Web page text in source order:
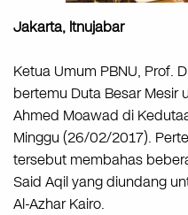
Jakarta, ltnujabar
Ketua Umum PBNU, Prof.
bertemu Duta Besar Mesir
Ahmed Moawad di
Minggu (26/02/2017).
tersebut membahas
Said Aqil yang diundang
Al-Azhar Kairo.